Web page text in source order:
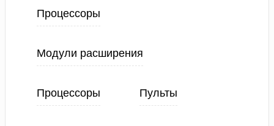
Процессоры
Модули расширения
Процессоры Пульты